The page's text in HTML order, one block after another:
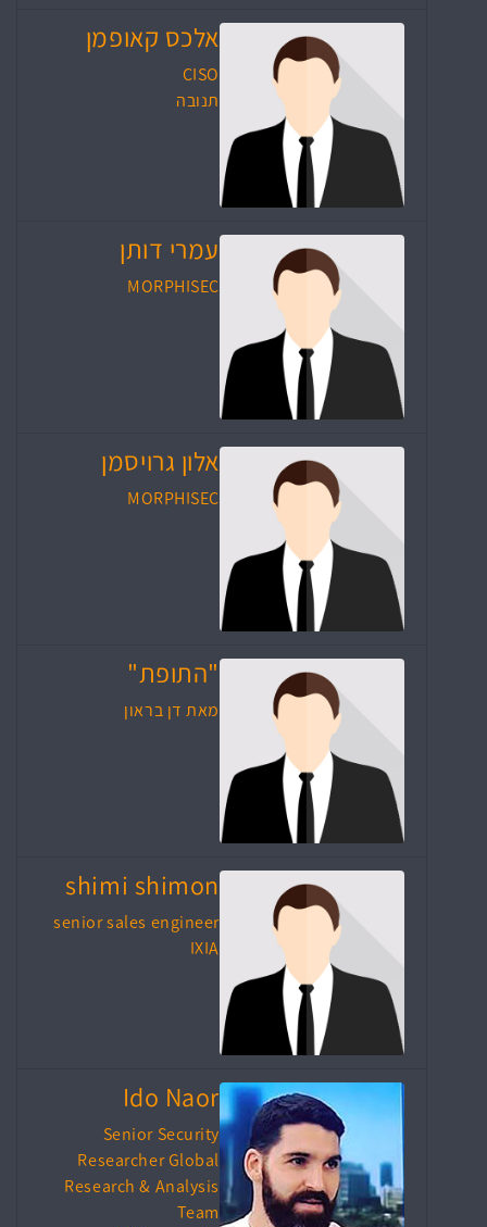
אלכס קאופמן
CISO
תנובה
עמרי דותן
MORPHISEC
אלון גרויסמן
MORPHISEC
"התופת"
מאת דן בראון
shimi shimon
senior sales engineer
IXIA
Ido Naor
Senior Security
Researcher Global
Research & Analysis
Team